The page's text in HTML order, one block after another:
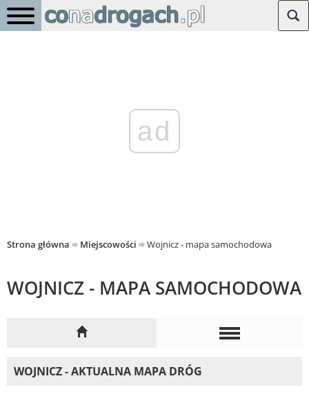
ad
Strona główna Miejscowości Wojnicz - mapa samochodowa
WOJNICZ - MAPA SAMOCHODOWA
WOJNICZ - AKTUALNA MAPA DRÓG